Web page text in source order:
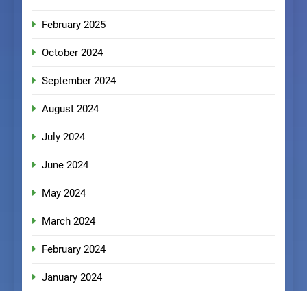
February 2025
October 2024
September 2024
August 2024
July 2024
June 2024
May 2024
March 2024
February 2024
January 2024